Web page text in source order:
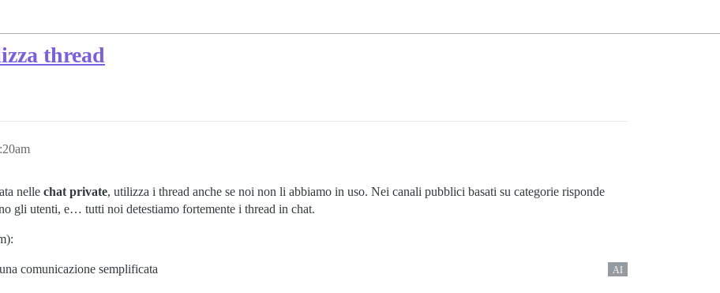
thread
nelle chat private, utilizza i thread anche se noi non li abbiamo in uso. Nei canali pubblici basati su categorie risponde
gli utenti, e… tutti noi detestiamo fortemente i thread in chat.
comunicazione semplificata AI